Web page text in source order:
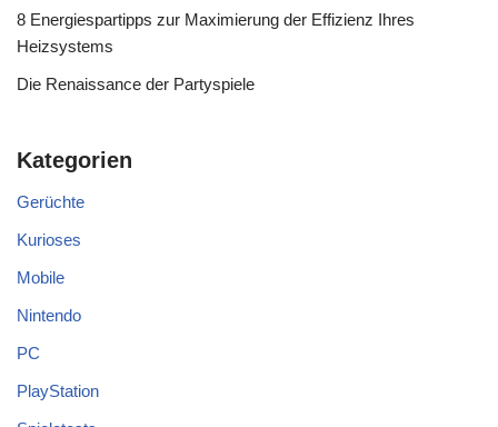
8 Energiespartipps zur Maximierung der Effizienz Ihres
Heizsystems
Die Renaissance der Partyspiele
Kategorien
Gerüchte
Kurioses
Mobile
Nintendo
PC
PlayStation